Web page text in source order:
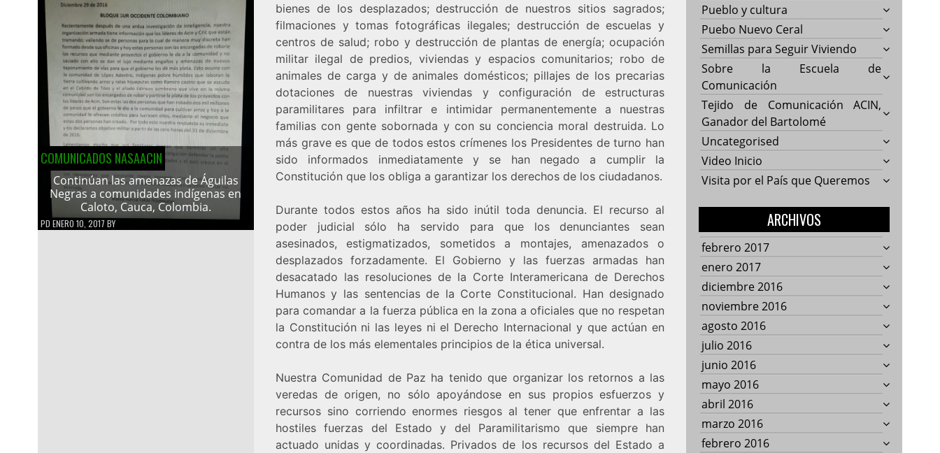
COMUNICADOS NASAACIN
Continúan las amenazas de Águilas
Negras a comunidades indígenas en
Caloto, Cauca, Colombia.
PD ENERO 10, 2017 BY
bienes de los desplazados; destrucción de nuestros sitios sagrados;
filmaciones y tomas fotográficas ilegales; destrucción de escuelas y
centros de salud; robo y destrucción de plantas de energía; ocupación
militar ilegal de predios, viviendas y espacios comunitarios; robo de
animales de carga y de animales domésticos; pillajes de los precarias
dotaciones de nuestras viviendas y configuración de estructuras
paramilitares para infiltrar e intimidar permanentemente a nuestras
familias con gente sobornada y con su conciencia moral destruida. Lo
más grave es que de todos estos crímenes los Presidentes de turno han
sido informados inmediatamente y se han negado a cumplir la
Constitución que los obliga a garantizar los derechos de los ciudadanos.
Durante todos estos años ha sido inútil toda denuncia. El recurso al
poder judicial sólo ha servido para que los denunciantes sean
asesinados, estigmatizados, sometidos a montajes, amenazados o
desplazados forzadamente. El Gobierno y las fuerzas armadas han
desacatado las resoluciones de la Corte Interamericana de Derechos
Humanos y las sentencias de la Corte Constitucional. Han designado
para comandar a la fuerza pública en la zona a oficiales que no respetan
la Constitución ni las leyes ni el Derecho Internacional y que actúan en
contra de los más elementales principios de la ética universal.
Nuestra Comunidad de Paz ha tenido que organizar los retornos a las
veredas de origen, no sólo apoyándose en sus propios esfuerzos y
recursos sino corriendo enormes riesgos al tener que enfrentar a las
hostiles fuerzas del Estado y del Paramilitarismo que siempre han
actuado unidas y coordinadas. Privados de los recursos del Estado a
Pueblo y cultura
Puebo Nuevo Ceral
Semillas para Seguir Viviendo
Sobre la Escuela de
Comunicación
Tejido de Comunicación ACIN,
Ganador del Bartolomé
Uncategorised
Video Inicio
Visita por el País que Queremos
ARCHIVOS
febrero 2017
enero 2017
diciembre 2016
noviembre 2016
agosto 2016
julio 2016
junio 2016
mayo 2016
abril 2016
marzo 2016
febrero 2016